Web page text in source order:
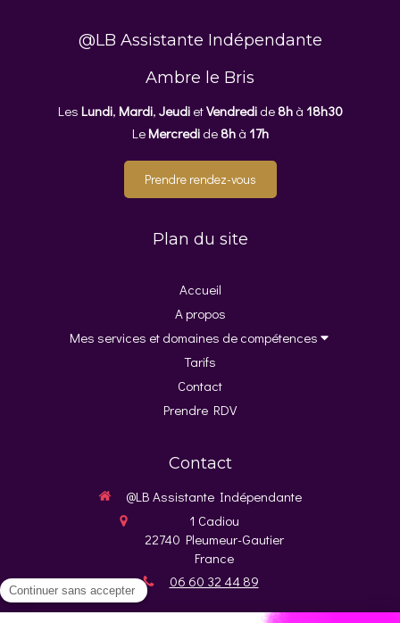
@LB Assistante Indépendante
Ambre le Bris
Les Lundi, Mardi, JeudietVendredide 8hà 18h30
Le Mercredide 8hà 17h
Prendre rendez-vous
Plan du site
Accueil
A propos
Mes services et domaines de compétences
Tarifs
Contact
Prendre RDV
Contact
@LB Assistante Indépendante
1 Cadiou
22740 Pleumeur-Gautier
France
06 60 32 44 89